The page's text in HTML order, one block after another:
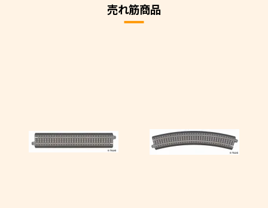
売れ筋商品